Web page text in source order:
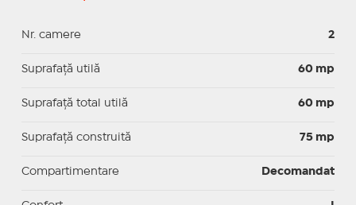
Nr. camere 2
Suprafaţă utilă 60 mp
Suprafaţă total utilă 60 mp
Suprafaţă construită 75 mp
Compartimentare Decomandat